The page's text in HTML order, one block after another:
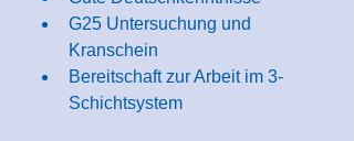
G25 Untersuchung und
Kranschein
Bereitschaft zur Arbeit im 3-
Schichtsystem